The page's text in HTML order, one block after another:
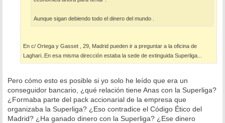
Aunque sigan debiendo todo el dinero del mundo .
En c/ Ortega y Gasset , 29, Madrid pueden ir a preguntar a la oficina de
Laghari..En esa misma dirección estaba la sede de extinguida Superliga...
Pero cómo esto es posible si yo solo he leído que era un
conseguidor bancario, ¿qué relación tiene Anas con la Superliga?
¿Formaba parte del pack accionarial de la empresa que
organizaba la Superliga? ¿Eso contradice el Código Ético del
Madrid? ¿Ha ganado dinero con la Superliga? ¿Ese dinero